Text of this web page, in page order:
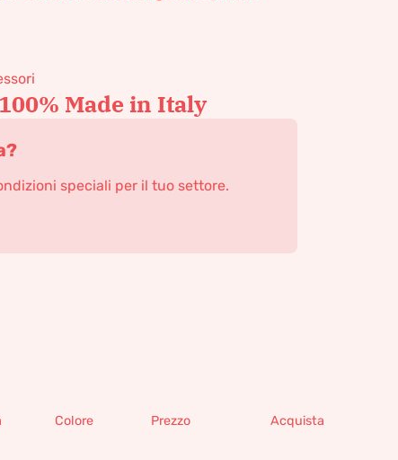
Made in Italy
speciali per il tuo settore.
Colore Prezzo Acquista